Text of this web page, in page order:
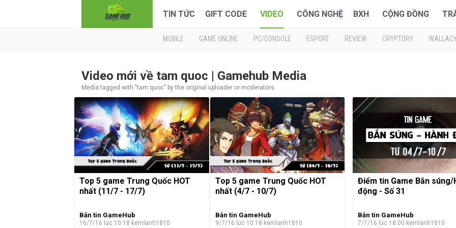
TIN TỨC GIFT CODE VIDEO CÔNG NGHỆ BXH CỘNG ĐỒNG
MOBILE GAME ONLINE PC/CONSOLE ESPORT REVIEW CRYPTORY
Video mới về tam quoc | Gamehub Media
Media tagged with "tam quoc" by the original uploader or moderators.
Top 5 game Trung Quốc HOT
nhất (11/7 - 17/7)
Bản tin GameHub
16/7/16 lúc 10:18 kemlanh1810
Top 5 game Trung Quốc HOT
nhất (4/7 - 10/7)
Bản tin GameHub
9/7/16 lúc 10:18 kemlanh1810
Điểm tin Game Bắn súng/
động - Số 31
Bản tin GameHub
7/7/16 lúc 18:00 kemlanh1810